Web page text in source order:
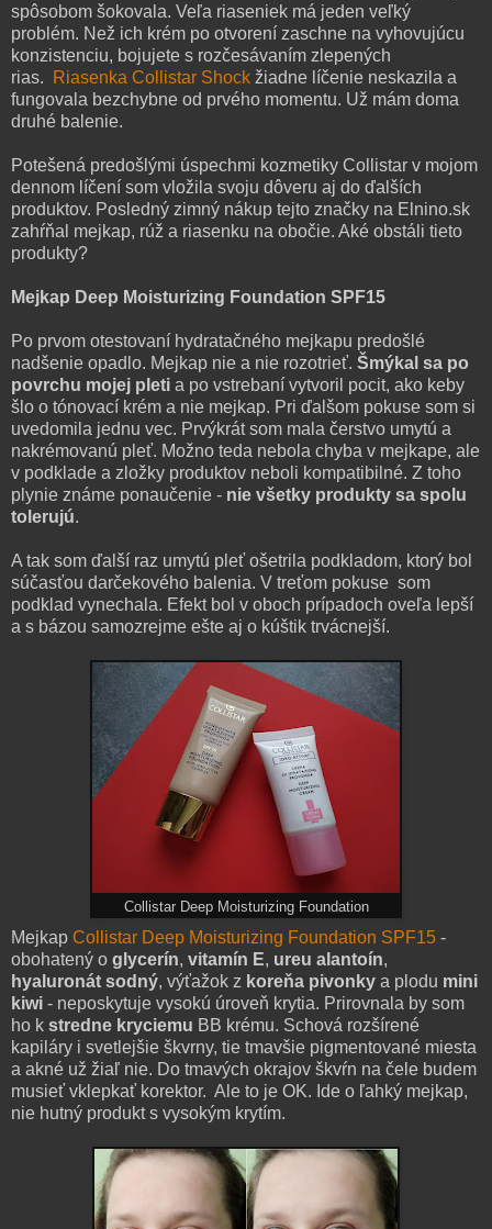
spôsobom šokovala. Veľa riaseniek má jeden veľký
problém. Než ich krém po otvorení zaschne na vyhovujúcu
konzistenciu, bojujete s rozčesávaním zlepených
rias.
Riasenka Collistar Shock žiadne líčenie neskazila a
fungovala bezchybne od prvého momentu. Už mám doma
druhé balenie.
Potešená predošlými úspechmi kozmetiky Collistar v mojom
dennom líčení som vložila svoju dôveru aj do ďalších
produktov. Posledný zimný nákup tejto značky na Elnino.sk
zahŕňal mejkap, rúž a riasenku na obočie. Aké obstáli tieto
produkty?
Mejkap Deep Moisturizing Foundation SPF15
Po prvom otestovaní hydratačného mejkapu predošlé
nadšenie opadlo. Mejkap nie a nie rozotrieť. Šmýkal sa po
povrchu mojej pleti a po vstrebaní vytvoril pocit, ako keby
šlo o tónovací krém a nie mejkap. Pri ďalšom pokuse som si
uvedomila jednu vec. Prvýkrát som mala čerstvo umytú a
nakrémovanú pleť. Možno teda nebola chyba v mejkape, ale
v podklade a zložky produktov neboli kompatibilné. Z toho
plynie známe ponaučenie - nie všetky produkty sa spolu
tolerujú.
A tak som ďalší raz umytú pleť ošetrila podkladom, ktorý bol
súčasťou darčekového balenia. V treťom pokuse som
podklad vynechala. Efekt bol v oboch prípadoch oveľa lepší
a s bázou samozrejme ešte aj o kúštik trvácnejší.
Collistar Deep Moisturizing Foundation
Mejkap Collistar Deep Moisturizing Foundation SPF15 -
obohatený o glycerín, vitamín E, ureu alantoín,
hyaluronát sodný, výťažok z koreňa pivonky a plodu mini
kiwi - neposkytuje vysokú úroveň krytia. Prirovnala by som
ho k stredne kryciemu BB krému. Schová rozšírené
kapiláry i svetlejšie škvrny, tie tmavšie pigmentované miesta
a akné už žiaľ nie. Do tmavých okrajov škvŕn na čele budem
musieť vklepkať korektor. Ale to je OK. Ide o ľahký mejkap,
nie hutný produkt s vysokým krytím.